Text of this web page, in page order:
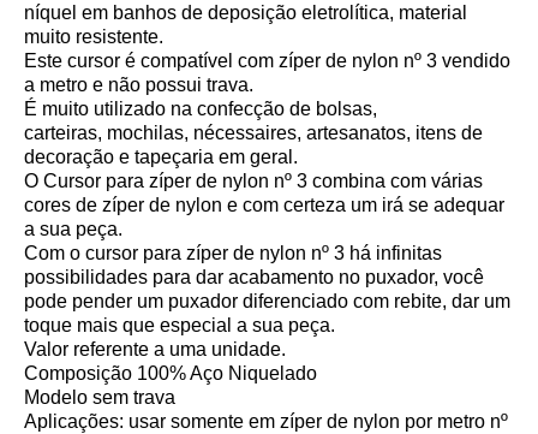
níquel em banhos de deposição eletrolítica, material
muito resistente.
Este cursor é compatível com zíper de nylon nº 3 vendido
a metro e não possui trava.
É muito utilizado na confecção de bolsas,
carteiras, mochilas, nécessaires, artesanatos, itens de
decoração e tapeçaria em geral.
O Cursor para zíper de nylon nº 3 combina com várias
cores de zíper de nylon e com certeza um irá se adequar
a sua peça.
Com o cursor para zíper de nylon nº 3 há infinitas
possibilidades para dar acabamento no puxador, você
pode pender um puxador diferenciado com rebite, dar um
toque mais que especial a sua peça.
Valor referente a uma unidade.
Composição 100% Aço Niquelado
Modelo sem trava
Aplicações: usar somente em zíper de nylon por metro nº